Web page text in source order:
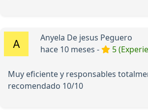
Anyela De jesus Peguero
hace 10 meses -
5
Muy eficiente y responsables
recomendado 10/10